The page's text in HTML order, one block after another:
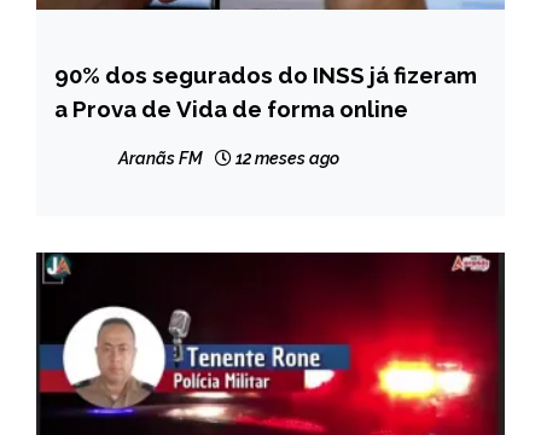
BRASIL
NOTÍCIAS
90% dos segurados do INSS já fizeram
a Prova de Vida de forma online
Aranãs FM 12 meses ago